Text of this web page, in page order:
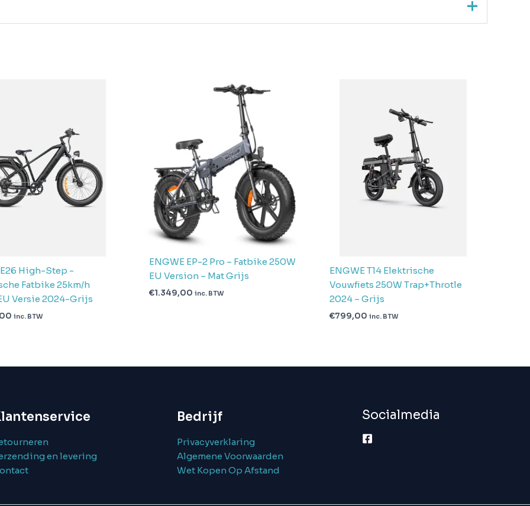
Pro -Fatbike 250W EU version Zwart” te beoordelen
E-mail*
High-Step -
Fatbike 25km/h
Versie 2024-Grijs
inc. BTW
ENGWE EP-2 Pro – Fatbike 250W
EU Version – Mat Grijs
€1.349,00 inc. BTW
ENGWE T14 Elektrische
Vouwfiets 250W Trap+Throtle
2024 – Grijs
€799,00 inc. BTW
en levering
Bedrijf
Privacyverklaring
Algemene Voorwaarden
Wet Kopen Op Afstand
Socialmedia